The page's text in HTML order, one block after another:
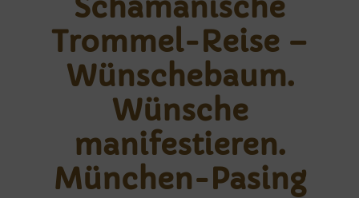
Schamanische
Trommel-Reise –
Wünschebaum.
Wünsche
manifestieren.
München-Pasing